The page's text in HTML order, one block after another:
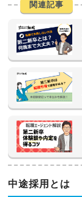
関連記事
中途採用とは